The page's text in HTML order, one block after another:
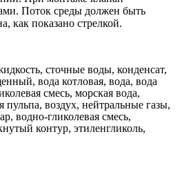
Поток среды должен быть
как показано стрелкой.
сточные воды, конденсат,
вода котловая, вода, вода
смесь, морская вода,
воздух, нейтральные газы,
водно-гликолевая смесь,
контур, этиленгликоль,